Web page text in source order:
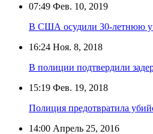
07:49 Фев. 10, 2019
В США осудили 30-летнюю
16:24 Ноя. 8, 2018
В полиции подтвердили
15:19 Фев. 19, 2018
Полиция предотвратила
14:00 Апрель 25, 2016